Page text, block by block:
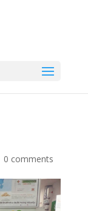
0 comments